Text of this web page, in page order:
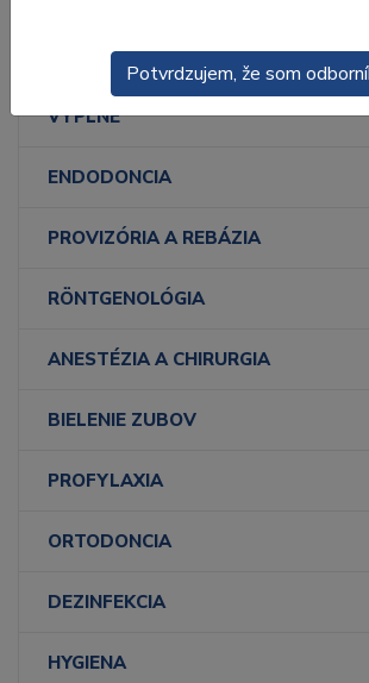
ODLTAČKOVANIE
VÝPLNE
ENDODONCIA
PROVIZÓRIA A REBÁZIA
RÖNTGENOLÓGIA
ANESTÉZIA A CHIRURGIA
BIELENIE ZUBOV
PROFYLAXIA
ORTODONCIA
DEZINFEKCIA
HYGIENA
Potvrdzujem, že som